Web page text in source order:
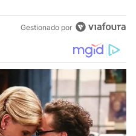
Gestionado por